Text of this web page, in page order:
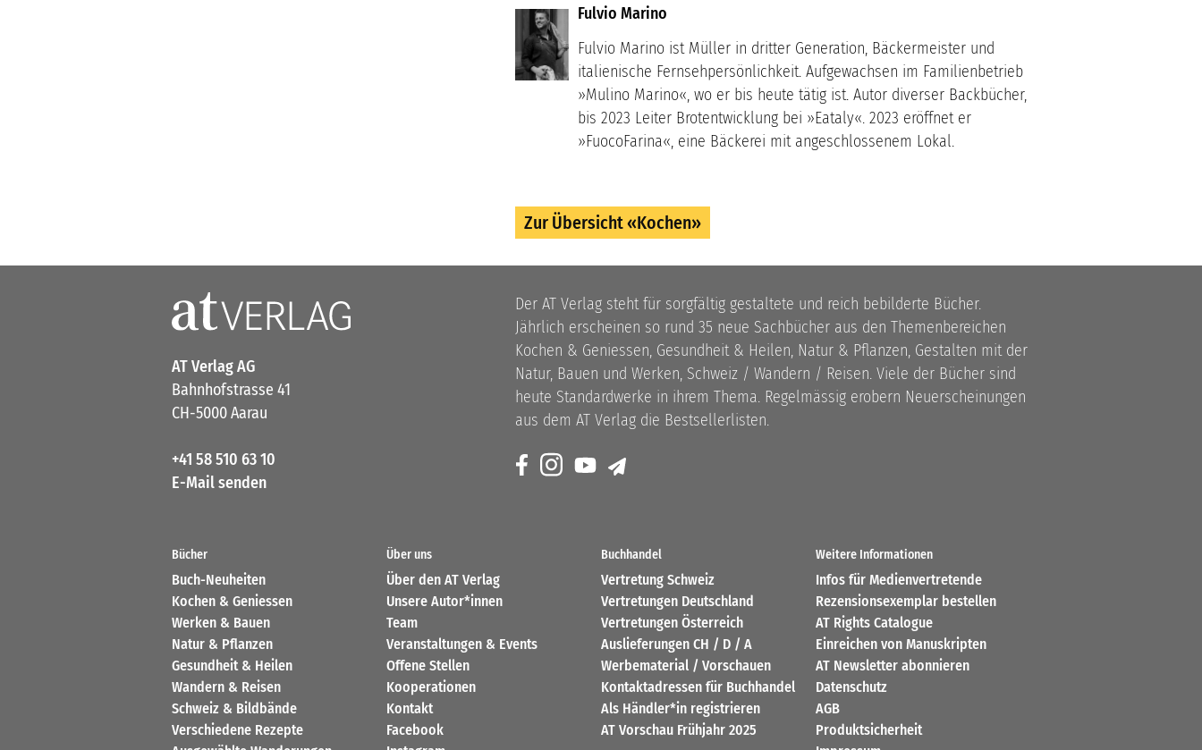
Fulvio Marino
Fulvio Marino ist Müller in dritter Generation, Bäckermeister und
italienische Fernsehpersönlichkeit. Aufgewachsen im Familienbetrieb
»Mulino Marino«, wo er bis heute tätig ist. Autor diverser Backbücher,
bis 2023 Leiter Brotentwicklung bei »Eataly«. 2023 eröffnet er
»FuocoFarina«, eine Bäckerei mit angeschlossenem Lokal.
Zur Übersicht «Kochen»
AT Verlag AG
Bahnhofstrasse 41
CH-5000 Aarau
+41 58 510 63 10
E-Mail senden
Der AT Verlag steht für sorgfältig gestaltete und reich bebilderte Bücher.
Jährlich erscheinen so rund 35 neue Sachbücher aus den Themenbereichen
Kochen & Geniessen, Gesundheit & Heilen, Natur & Pflanzen, Gestalten mit der
Natur, Bauen und Werken, Schweiz / Wandern / Reisen. Viele der Bücher sind
heute Standardwerke in ihrem Thema. Regelmässig erobern Neuerscheinungen
aus dem AT Verlag die Bestsellerlisten.
Bücher
Buch-Neuheiten
Kochen & Geniessen
Werken & Bauen
Natur & Pflanzen
Gesundheit & Heilen
Wandern & Reisen
Schweiz & Bildbände
Verschiedene Rezepte
Über uns
Über den AT Verlag
Unsere Autor*innen
Team
Veranstaltungen & Events
Offene Stellen
Kooperationen
Kontakt
Facebook
Buchhandel
Vertretung Schweiz
Vertretungen Deutschland
Vertretungen Österreich
Auslieferungen CH / D / A
Werbematerial / Vorschauen
Kontaktadressen für Buchhandel
Als Händler*in registrieren
AT Vorschau Frühjahr 2025
Weitere Informationen
Infos für Medienvertretende
Rezensionsexemplar bestellen
AT Rights Catalogue
Einreichen von Manuskripten
AT Newsletter abonnieren
Datenschutz
AGB
Produktsicherheit